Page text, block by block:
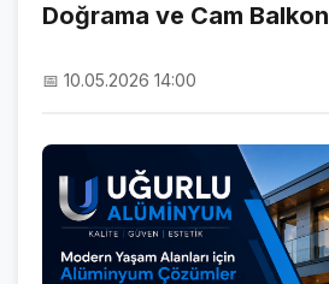
NAMAZ VAKİTLERİ
KRİPTO PARALAR
NÖBETÇİ ECZANELER
SON DAKİKA
Doğrama ve Cam Balkon
📅 10.05.2026 14:00